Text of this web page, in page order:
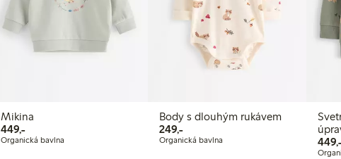
Mikina
449,-449,00 Kč
Organická bavlna
Body s dlouhým rukávem
249,-249,00 Kč
Organická bavlna